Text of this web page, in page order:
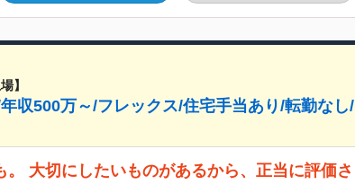
】
収500万～/フレックス/住宅手当あり/転勤なし/
大切にしたいものがあるから、正当に評価さ